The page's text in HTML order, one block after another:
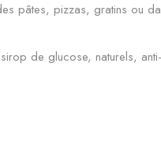
pâtes, pizzas, gratins ou
de glucose, naturels,